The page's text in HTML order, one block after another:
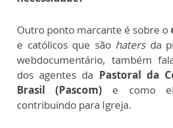
Outro ponto marcante é sobre o
e católicos que são haters da
webdocumentário, também
dos agentes da Pastoral da
Brasil (Pascom) e como
contribuindo para Igreja.